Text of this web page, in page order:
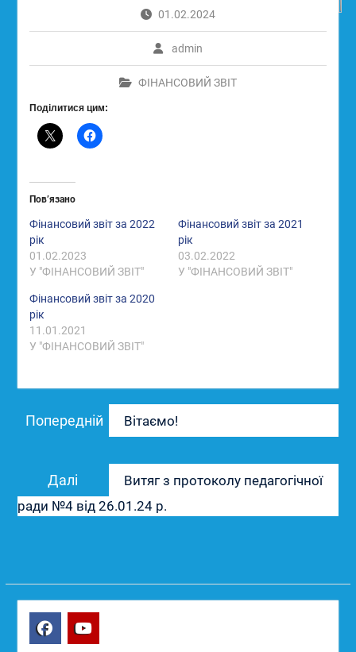
01.02.2024
admin
ФІНАНСОВИЙ ЗВІТ
Поділитися цим:
Пов’язано
Фінансовий звіт за 2022
рік
01.02.2023
У "ФІНАНСОВИЙ ЗВІТ"
Фінансовий звіт за 2021
рік
03.02.2022
У "ФІНАНСОВИЙ ЗВІТ"
Фінансовий звіт за 2020
рік
11.01.2021
У "ФІНАНСОВИЙ ЗВІТ"
записів
Попередній
Попередній
запис:
Вітаємо!
Далі
запис:
Витяг з протоколу педагогічної
ради №4 від 26.01.24 р.